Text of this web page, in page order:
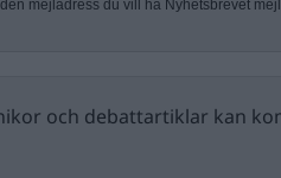
mejladress du vill ha Nyhetsbrevet
och debattartiklar kan